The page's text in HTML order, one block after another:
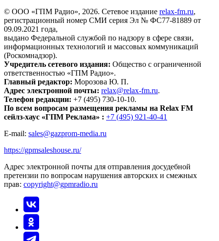
© ООО «ГПМ Радио», 2026. Сетевое издание relax-fm.ru,
регистрационный номер СМИ серия Эл № ФС77-81889 от
09.09.2021 года,
выдано Федеральной службой по надзору в сфере связи,
информационных технологий и массовых коммуникаций
(Роскомнадзор).
Учредитель сетевого издания: Общество с ограниченной
ответственностью «ГПМ Радио».
Главный редактор: Морозова Ю. П.
Адрес электронной почты: relax@relax-fm.ru.
Телефон редакции: +7 (495) 730-10-10.
По всем вопросам размещения рекламы на Relax FM
сейлз-хаус «ГПМ Реклама» : +7 (495) 921-40-41
E-mail: sales@gazprom-media.ru
https://gpmsaleshouse.ru/
Адрес электронной почты для отправления досудебной
претензии по вопросам нарушения авторских и смежных
прав: copyright@gpmradio.ru